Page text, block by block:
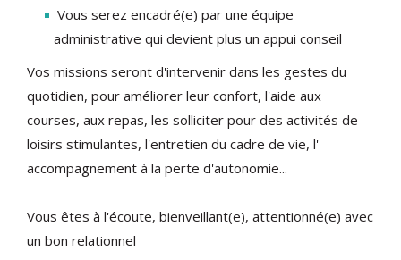
administrative qui devient plus un appui conseil
Vos missions seront d'intervenir dans les gestes du
quotidien, pour améliorer leur confort, l'aide aux
courses, aux repas, les solliciter pour des activités de
loisirs stimulantes, l'entretien du cadre de vie, l'
accompagnement à la perte d'autonomie...
Vous êtes à l'écoute, bienveillant(e), attentionné(e) avec
un bon relationnel